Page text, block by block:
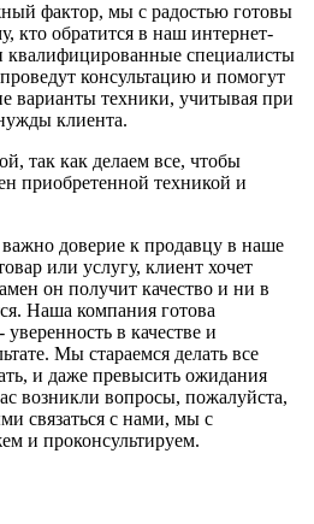
фактор, мы с радостью готовы
кто обратится в наш интернет-
специалисты
консультацию и помогут
варианты техники, учитывая при
клиента.
так как делаем все, чтобы
приобретенной техникой и
доверие к продавцу в наше
или услугу, клиент хочет
он получит качество и ни в
Наша компания готова
в качестве и
Мы стараемся делать все
и даже превысить ожидания
возникли вопросы, пожалуйста,
связаться с нами, мы с
и проконсультируем.